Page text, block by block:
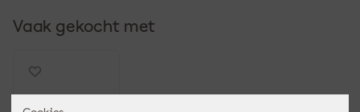
maar ook veilig bezig. Dus, wat let je, pak die set en ga aan de slag!
Vaak gekocht met